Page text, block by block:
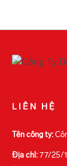
LIÊN HỆ
Tên công ty:
Địa chỉ: 77/25/